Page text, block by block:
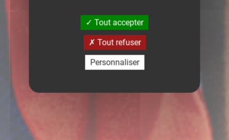
Tout accepter
Tout refuser
Personnaliser